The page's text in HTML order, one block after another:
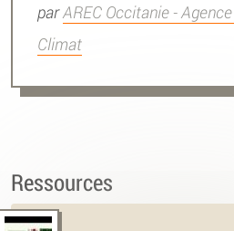
parAREC Occitanie -
Climat
Ressources